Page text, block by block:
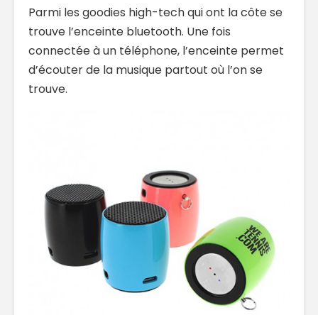
Parmi les goodies high-tech qui ont la côte se
trouve l’enceinte bluetooth. Une fois
connectée à un téléphone, l’enceinte permet
d’écouter de la musique partout où l’on se
trouve.